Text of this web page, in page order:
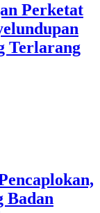
Perketat
Terlarang
Badan